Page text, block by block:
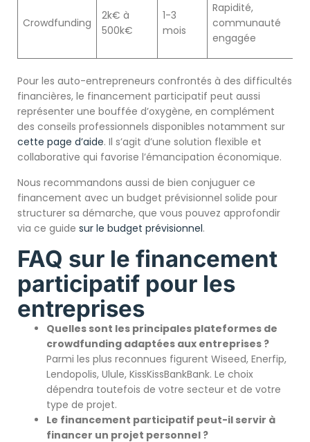
Crowdfunding
2k€ à
500k€
1-3
mois
Rapidité,
communauté
engagée
Pour les auto-entrepreneurs confrontés à des difficultés
financières, le financement participatif peut aussi
représenter une bouffée d’oxygène, en complément
des conseils professionnels disponibles notamment sur
cette page d’aide. Il s’agit d’une solution flexible et
collaborative qui favorise l’émancipation économique.
Nous recommandons aussi de bien conjuguer ce
financement avec un budget prévisionnel solide pour
structurer sa démarche, que vous pouvez approfondir
via ce guide sur le budget prévisionnel.
FAQ sur le financement
participatif pour les
entreprises
Quelles sont les principales plateformes de
crowdfunding adaptées aux entreprises ?
Parmi les plus reconnues figurent Wiseed, Enerfip,
Lendopolis, Ulule, KissKissBankBank. Le choix
dépendra toutefois de votre secteur et de votre
type de projet.
Le financement participatif peut-il servir à
financer un projet personnel ?